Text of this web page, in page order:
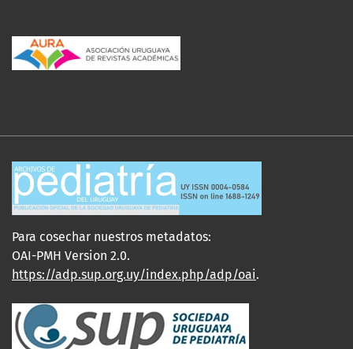
Para cosechar nuestros metadatos:
OAI-PMH Version 2.0.
https://adp.sup.org.uy/index.php/adp/oai.